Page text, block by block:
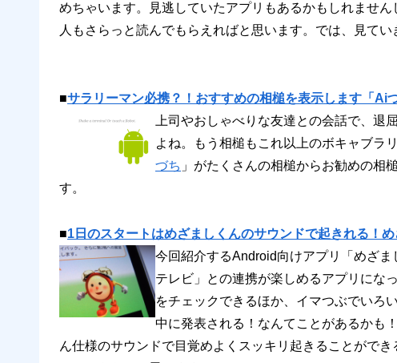
めちゃいます。見逃していたアプリもあるかもしれませ
人もさらっと読んでもらえればと思います。では、見てい
■サラリーマン必携？！おすすめの相槌を表示します「Aiづ
上司やおしゃべりな友達との会話で、退
よね。もう相槌もこれ以上のボキャブ
づち 」がたくさんの相槌からお勧めの相
す。
■1日のスタートはめざましくんのサウンドで起きれる！
今回紹介するAndroid向けアプリ「めざ
テレビ」との連携が楽しめるアプリにな
をチェックできるほか、イマつぶでいろ
中に発表される！なんてことがあるかも
ん仕様のサウンドで目覚めよくスッキリ起きることがで